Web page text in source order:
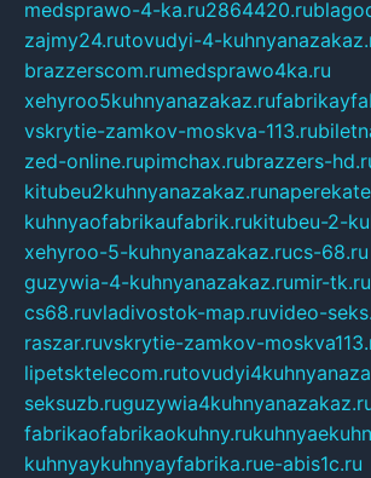
medsprawo-4-ka.ru2864420.ru
zajmy24.rutovudyi-4-
brazzerscom.rumedsprawo4ka.ru
xehyroo5kuhnyanazakaz.ru
vskrytie-zamkov-moskva-113.ru
zed-online.rupimchax.rubrazzers-
kitubeu2kuhnyanazakaz.ru
kuhnyaofabrikaufabrik.rukitubeu-2-
xehyroo-5-kuhnyanazakaz.rucs-68.ru
guzywia-4-kuhnyanazakaz.rumir-tk.ru
cs68.ruvladivostok-map.ruvideo-
raszar.ruvskrytie-zamkov-
lipetsktelecom.ru
seksuzb.ru
fabrikaofabrikaokuhny.ru
kuhnyaykuhnyayfabrika.rue-abis1c.ru